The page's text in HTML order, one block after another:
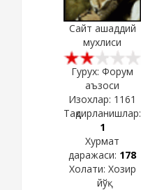
Сайт ашаддий
мухлиси
Гурух: Форум
аъзоси
Изохлар: 1161
Тақдирланишлар:
1
Хурмат
даражаси: 178
Холати: Хозир
йўқ